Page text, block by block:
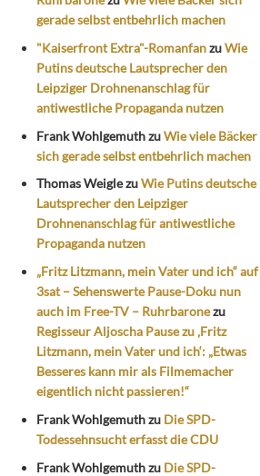
gerade selbst entbehrlich machen
"Kaiserfront Extra"-RomanfanzuWie
Putins deutsche Lautsprecher den
Leipziger Drohnenanschlag für
antiwestliche Propaganda nutzen
Frank WohlgemuthzuWie viele Bäcker
sich gerade selbst entbehrlich machen
Thomas WeiglezuWie Putins deutsche
Lautsprecher den Leipziger
Drohnenanschlag für antiwestliche
Propaganda nutzen
„Fritz Litzmann, mein Vater und ich“ auf
3sat – Sehenswerte Pause-Doku nun
auch im Free-TV – Ruhrbaronezu
Regisseur Aljoscha Pause zu ‚Fritz
Litzmann, mein Vater und ich‘: „Etwas
Besseres kann mir als Filmemacher
eigentlich nicht passieren!“
Frank Wohlgemuthzu Die SPD-
Todessehnsucht erfasst die CDU
Frank Wohlgemuthzu Die SPD-